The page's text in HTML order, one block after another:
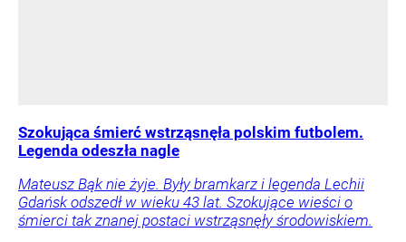
Szokująca śmierć wstrząsnęła polskim futbolem.
Legenda odeszła nagle
Mateusz Bąk nie żyje. Były bramkarz i legenda Lechii
Gdańsk odszedł w wieku 43 lat. Szokujące wieści o
śmierci tak znanej postaci wstrząsnęły środowiskiem.